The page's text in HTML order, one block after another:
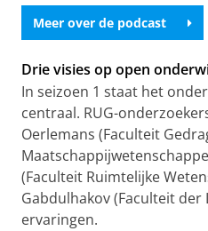
Meer over de podcast
Drie visies op open
In seizoen 1 staat het
centraal. RUG-
Oerlemans (Faculteit
(Faculteit Ruimtelijke
Gabdulhakov (Faculteit
ervaringen.